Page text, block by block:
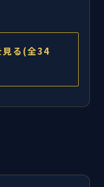
見る(全34